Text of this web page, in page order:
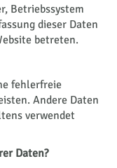
Betriebssystem
dieser Daten
betreten.
fehlerfreie
Andere Daten
verwendet
Daten?